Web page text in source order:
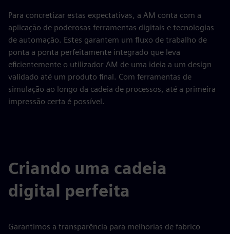
Para concretizar estas expectativas, a AM conta com a
aplicação de poderosas ferramentas digitais e tecnologias
de automação. Estes garantem um fluxo de trabalho de
ponta a ponta perfeitamente integrado que leva
eficientemente o utilizador AM de uma ideia a um design
validado até um produto final. Com ferramentas de
simulação ao longo da cadeia de processos, até a primeira
impressão certa é possível.
Criando uma cadeia
digital perfeita
Garantimos a transparência para melhorias de fabrico